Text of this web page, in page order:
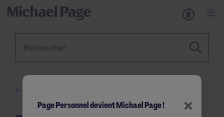
×
Page Personnel devient Michael Page !